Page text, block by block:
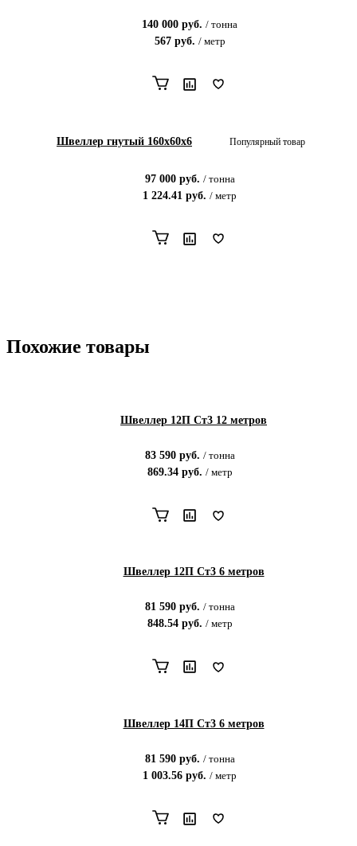
140 000 руб. / тонна
567руб. / метр
Швеллер гнутый 160х60х6 Популярный товар
97 000руб. / тонна
1 224.41 руб. / метр
Похожие товары
Швеллер 12П Ст3 12 метров
83 590руб. / тонна
869.34руб. / метр
Швеллер 12П Ст3 6 метров
81 590руб. / тонна
848.54руб. / метр
Швеллер 14П Ст3 6 метров
81 590руб. / тонна
1 003.56 руб. / метр